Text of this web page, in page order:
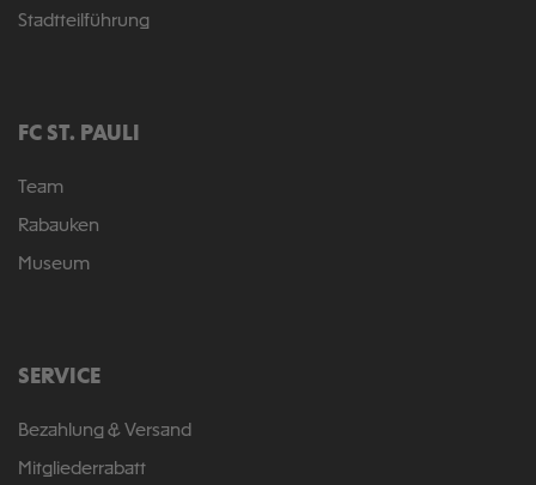
Stadtteilführung
FC ST. PAULI
Team
Rabauken
Museum
SERVICE
Bezahlung & Versand
Mitgliederrabatt